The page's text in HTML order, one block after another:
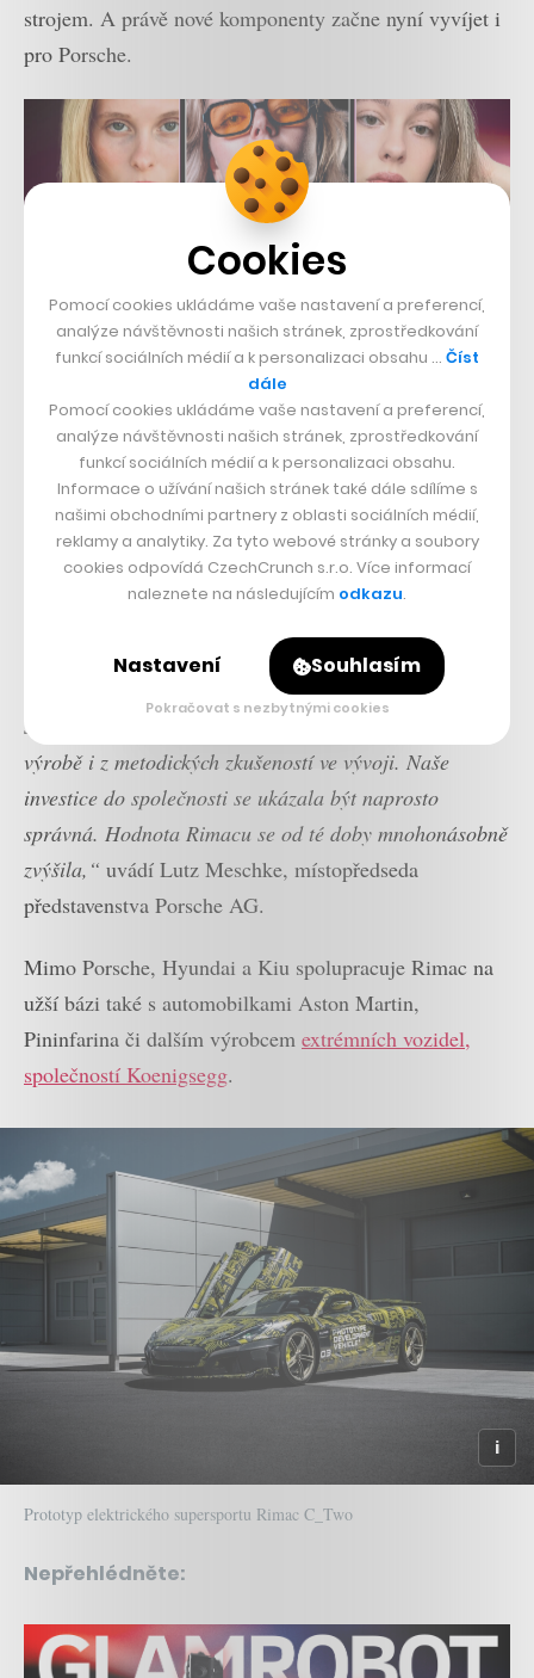
strojem. A právě nové komponenty začne nyní vyvíjet i
pro Porsche.
inovativních sériových komponent – z této užší
spolupráce těží oba partneři. Mate Rimac nás inspiruje
svými inovativními nápady a těží z
výrobě i z metodických zkušeností ve vývoji. Naše
investice do společnosti se ukázala být naprosto
správná. Hodnota Rimacu se od té doby mnohonásobně
zvýšila,“ uvádí Lutz Meschke, místopředseda
představenstva Porsche AG.
Mimo Porsche, Hyundai a Kiu spolupracuje Rimac na
užší bázi také s automobilkami Aston Martin,
Pininfarina či dalším výrobcem extrémních vozidel,
společností Koenigsegg.
Prototyp elektrického supersportu Rimac C_Two
Nepřehlédněte:
Cookies
Pomocí cookies ukládáme vaše nastavení a preferencí,
analýze návštěvnosti našich stránek, zprostředkování
funkcí sociálních médií a k personalizaci obsahu … Číst
dále
Pomocí cookies ukládáme vaše nastavení a preferencí,
analýze návštěvnosti našich stránek, zprostředkování
funkcí sociálních médií a k personalizaci obsahu.
Informace o užívání našich stránek také dále sdílíme s
našimi obchodními partnery z oblasti sociálních médií,
reklamy a analytiky. Za tyto webové stránky a soubory
cookies odpovídá CzechCrunch s.r.o. Více informací
naleznete na následujícím odkazu.
Nastavení Souhlasím
Pokračovat s nezbytnými cookies